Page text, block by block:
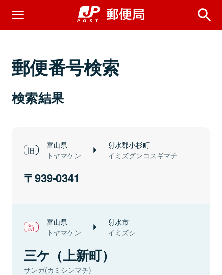
郵便番号検索
検索結果
富山県
トヤマケン
射水郡小杉町
イミズグンコスギマチ
939-0341
富山県
トヤマケン
射水市
イミズシ
三ケ（上新町）
サンガ(カミシンマチ)